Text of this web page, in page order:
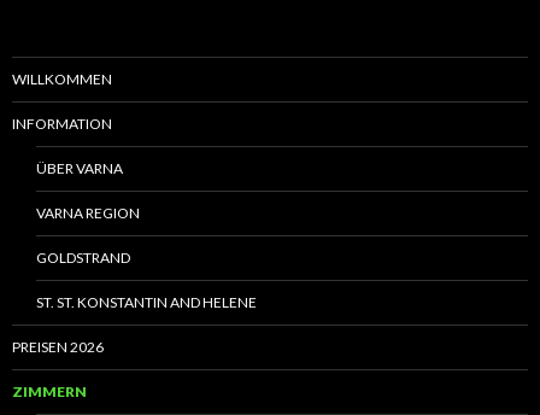
WILLKOMMEN
INFORMATION
ÜBER VARNA
VARNA REGION
GOLDSTRAND
ST. ST. KONSTANTIN AND HELENE
PREISEN 2026
ZIMMERN